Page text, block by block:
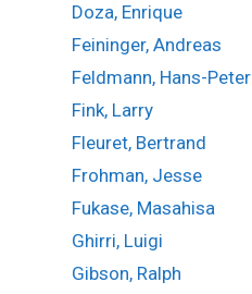
Doza, Enrique
Feininger, Andreas
Feldmann, Hans-Peter
Fink, Larry
Fleuret, Bertrand
Frohman, Jesse
Fukase, Masahisa
Ghirri, Luigi
Gibson, Ralph